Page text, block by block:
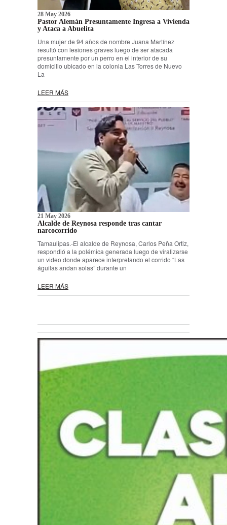
28 May 2026
Pastor Alemán Presuntamente Ingresa a Vivienda
y Ataca a Abuelita
Una mujer de 94 años de nombre Juana Martínez
resultó con lesiones graves luego de ser atacada
presuntamente por un perro en el interior de su
domicilio ubicado en la colonia Las Torres de Nuevo
La
LEER MÁS
21 May 2026
Alcalde de Reynosa responde tras cantar
narcocorrido
Tamaulipas.-El alcalde de Reynosa, Carlos Peña Ortiz,
respondió a la polémica generada luego de viralizarse
un video donde aparece interpretando el corrido “Las
águilas andan solas” durante un
LEER MÁS